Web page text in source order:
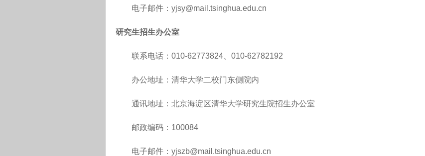
电子邮件：yjsy@mail.tsinghua.edu.cn
研究生招生办公室
联系电话：010-62773824、010-62782192
办公地址：清华大学二校门东侧院内
通讯地址：北京海淀区清华大学研究生院招生办公室
邮政编码：100084
电子邮件：yjszb@mail.tsinghua.edu.cn